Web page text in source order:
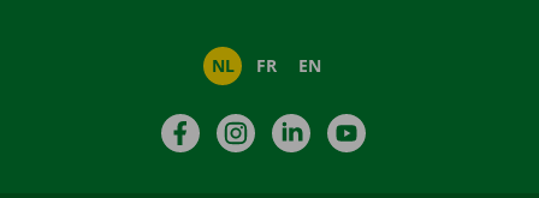
NL FR EN
FacebookInstagramLinkedIn